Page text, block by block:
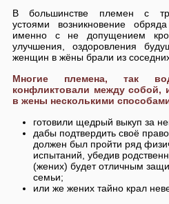
В большинстве племен с
устоями возникновение
именно с не допущением
улучшения, оздоровления
женщин в жёны брали из
Многие племена, так
конфликтовали между собой,
в жены несколькими
готовили щедрый выкуп за
дабы подтвердить своё
должен был пройти ряд
испытаний, убедив
(жених) будет отличным
семьи;
или же жених тайно крал